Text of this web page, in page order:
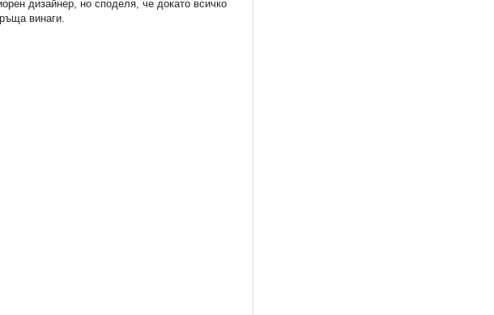
дизайнер, но споделя, че докато всичко
винаги.